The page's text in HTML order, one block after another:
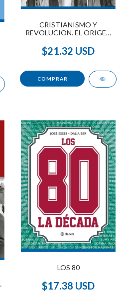
CRISTIANISMO Y
REVOLUCION. EL ORIGEN
$21.32 USD
LOS 80
$17.38 USD